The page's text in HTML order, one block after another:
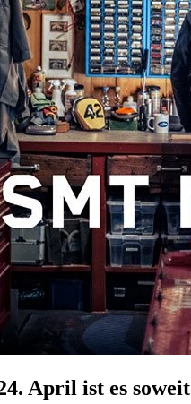
April ist es soweit